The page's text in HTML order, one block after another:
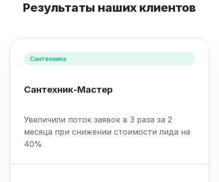
Результаты наших клиентов
Сантехника
Сантехник-Мастер
Увеличили поток заявок в 3 раза за 2
месяца при снижении стоимости лида на
40%